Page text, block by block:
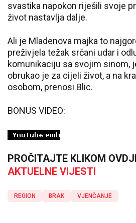
svastika napokon riješili svoje
život nastavlja dalje.
Ali je Mladenova majka to
preživjela težak srčani udar i
komunikaciju sa svojim sinom,
obrukao je za cijeli život, a na
osobom, prenosi Blic.
BONUS VIDEO:
PROČITAJTE KLIKOM
AKTUELNE VIJESTI
REGION BRAK VJENČANJE